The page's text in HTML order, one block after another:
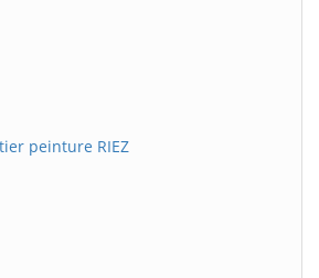
peinture RIEZ